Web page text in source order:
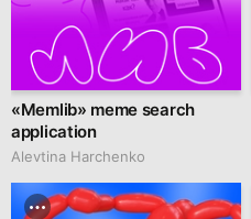
«Memlib» meme search
application
Alevtina Harchenko